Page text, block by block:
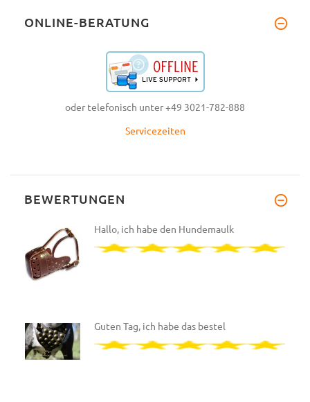
ONLINE-BERATUNG
oder telefonisch unter +49 3021-782-888
Servicezeiten
BEWERTUNGEN
Hallo, ich habe den Hundemaulk
Guten Tag, ich habe das bestel